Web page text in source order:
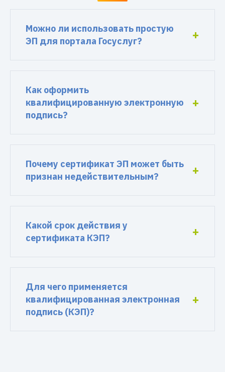
Можно ли использовать простую
ЭП для портала Госуслуг?
Как оформить
квалифицированную электронную
подпись?
Почему сертификат ЭП может быть
признан недействительным?
Какой срок действия у
сертификата КЭП?
Для чего применяется
квалифицированная электронная
подпись (КЭП)?